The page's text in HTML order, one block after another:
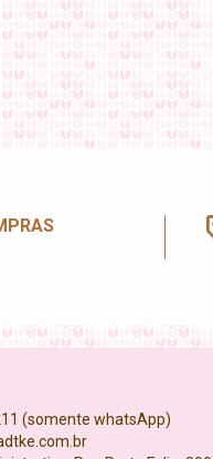
(somente whatsApp)